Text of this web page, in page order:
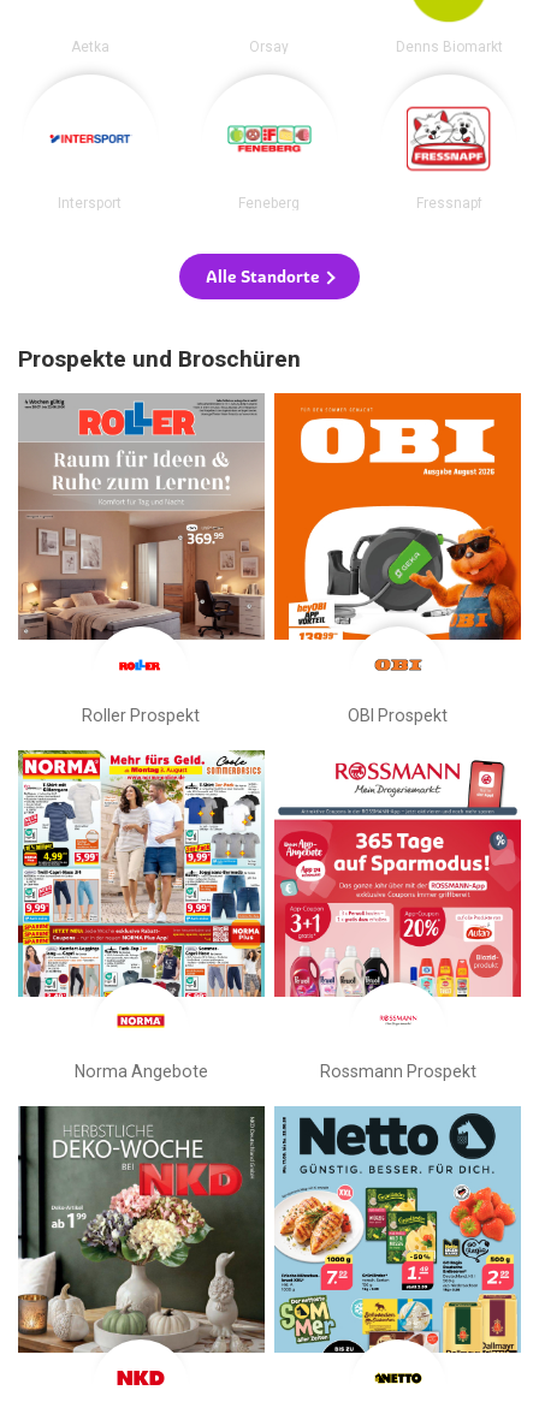
Aetka Orsay Denns Biomarkt
Intersport Feneberg Fressnapf
Alle Standorte
Prospekte und Broschüren
Roller Prospekt OBI Prospekt
Norma Angebote Rossmann Prospekt